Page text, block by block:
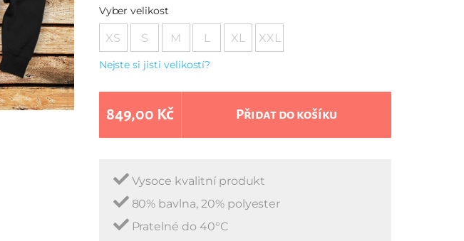
Vyber velikost
XS S M L XL XXL
Nejste si jisti velikostí?
849,00 Kč Přidat do košíku
Vysoce kvalitní produkt
80% bavlna, 20% polyester
Pratelné do 40°C